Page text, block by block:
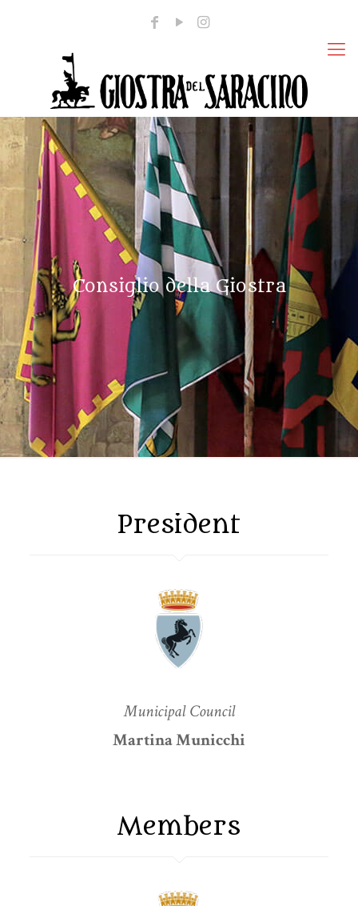
Consiglio della Giostra
President
Municipal Council
Martina Municchi
Members